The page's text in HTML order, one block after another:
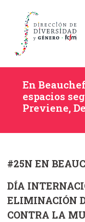
En
espacios
Previene,
#25N EN
DÍA
ELIMINACIÓN
CONTRA LA